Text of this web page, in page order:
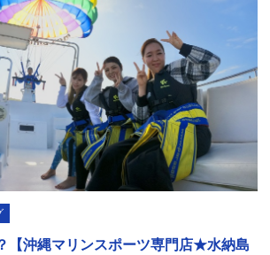
【沖縄マリンスポーツ専門店★水納島